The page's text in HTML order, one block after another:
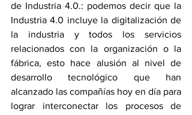
de Industria 4.0.: podemos decir que la
Industria 4.0 incluye la digitalización de
la industria y todos los servicios
relacionados con la organización o la
fábrica, esto hace alusión al nivel de
desarrollo tecnológico que han
alcanzado las compañías hoy en día para
lograr interconectar los procesos de